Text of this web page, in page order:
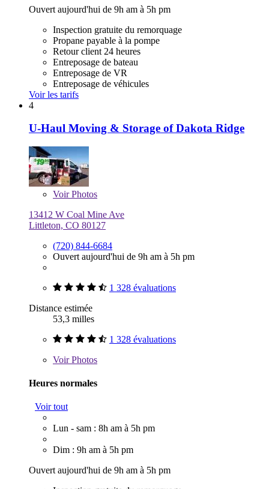
Ouvert aujourd'hui de 9h am à 5h pm
Inspection gratuite du remorquage
Propane payable à la pompe
Retour client 24 heures
Entreposage de bateau
Entreposage de VR
Entreposage de véhicules
Voir les tarifs
4
U-Haul Moving & Storage of Dakota Ridge
VoirPhotos
13412 W Coal Mine Ave
Littleton, CO 80127
(720) 844-6684
Ouvert aujourd'hui de 9h am à 5h pm
1 328 évaluations
Distance estimée
53,3 milles
1 328 évaluations
VoirPhotos
Heures normales
Voir tout
Lun - sam : 8h am à 5h pm
Dim : 9h am à 5h pm
Ouvert aujourd'hui de 9h am à 5h pm